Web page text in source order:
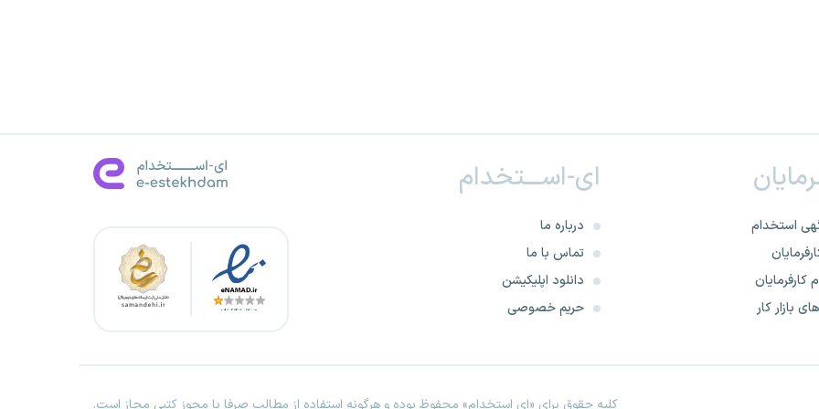
استخدام
کارفرمایان
بازار کار
ای-اســـتخدام
درباره ما
تماس با ما
دانلود اپلیکیشن
حریم خصوصی
کلیه حقوق برای «ای استخدام» محفوظ بوده و هرگونه استفاده از مطالب صرفا با مجوز کتبی مجاز است.